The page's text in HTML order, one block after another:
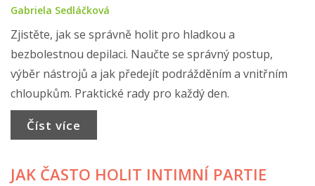
Gabriela Sedláčková
Zjistěte, jak se správně holit pro hladkou a
bezbolestnou depilaci. Naučte se správný postup,
výběr nástrojů a jak předejít podrážděním a vnitřním
chloupkům. Praktické rady pro každý den.
Číst více
JAK ČASTO HOLIT INTIMNÍ PARTIE